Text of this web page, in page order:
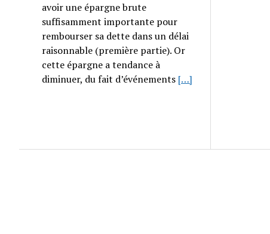
avoir une épargne brute
suffisamment importante pour
rembourser sa dette dans un délai
raisonnable (première partie). Or
cette épargne a tendance à
diminuer, du fait d’événements […]